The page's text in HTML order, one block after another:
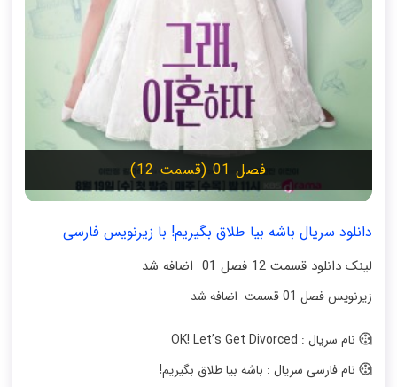
فصل 01 (قسمت 12)
دانلود سریال باشه بیا طلاق بگیریم! با زیرنویس فارسی
لینک دانلود قسمت 12 فصل 01 اضافه شد
زیرنویس فصل 01 قسمت اضافه شد
نام سریال : OK! Let’s Get Divorced
نام فارسی سریال : باشه بیا طلاق بگیریم!